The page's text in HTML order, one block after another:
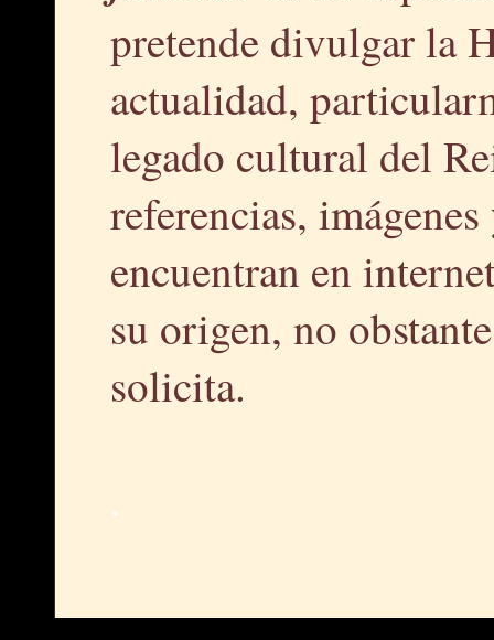
pretende divulgar la
actualidad,
legado cultural del
referencias,
encuentran en
su origen, no
solicita.
.